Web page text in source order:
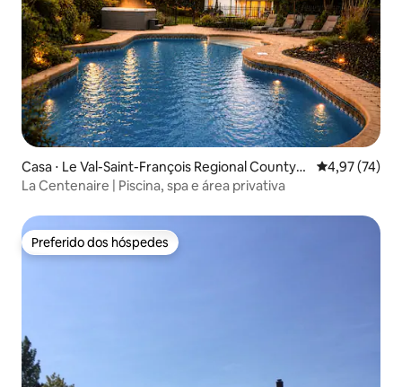
Casa ⋅ Le Val-Saint-François Regional County
Municipality
4,97 de uma
4,97 (74)
La Centenaire | Piscina, spa e área privativa
Preferido dos hóspedes
Preferido dos hóspedes